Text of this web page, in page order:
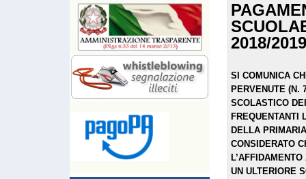
2018/2019
SI COMUNICA
PERVENUTE (N.
SCOLASTICO
FREQUENTANTI
DELLA
CONSIDERATO
UN ULTERIORE